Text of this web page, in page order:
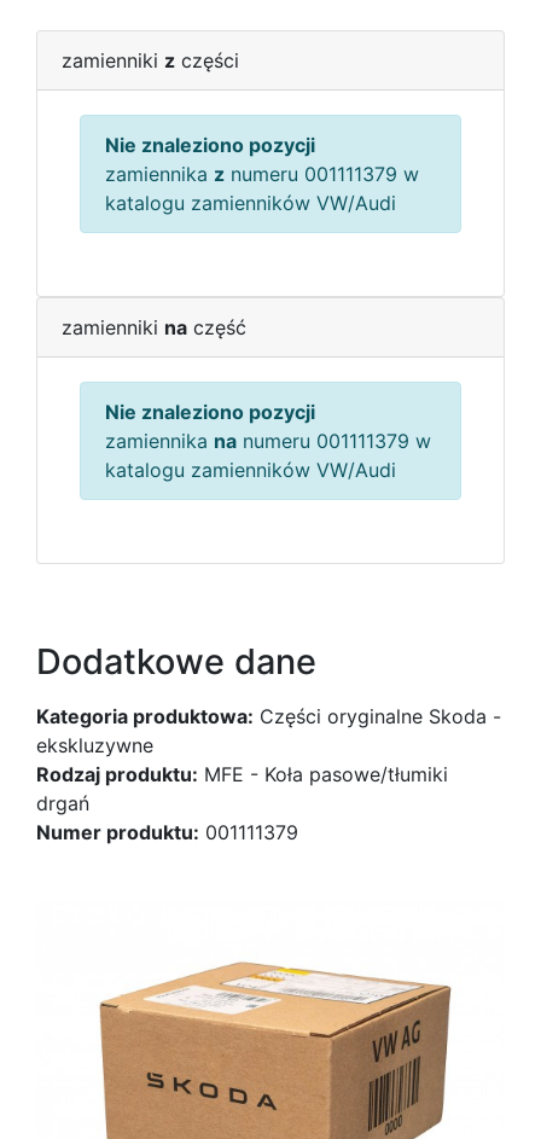
zamienniki z części
Nie znaleziono pozycji
zamiennika z numeru 001111379 w
katalogu zamienników VW/Audi
zamienniki na część
Nie znaleziono pozycji
zamiennika na numeru 001111379 w
katalogu zamienników VW/Audi
Dodatkowe dane
Kategoria produktowa: Części oryginalne Skoda -
ekskluzywne
Rodzaj produktu: MFE - Koła pasowe/tłumiki
drgań
Numer produktu: 001111379